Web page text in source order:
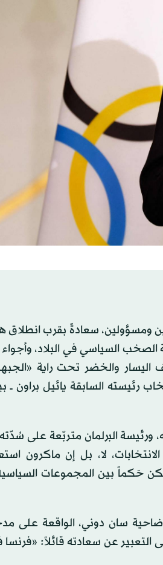
ومسؤولين، سعادةً بقرب انطلاق
السياسي في البلاد، وأجواء
اليسار والخضر تحت راية
رئيسته السابقة يائيل براون ــ
ورئيسة البرلمان متربّعة على
لا، بل إن ماكرون
حَكماً بين المجموعات
ضاحية سان دوني، الواقعة على
التعبير عن سعادته قائلاً: